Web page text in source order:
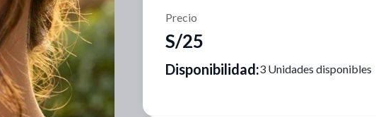
Precio
S/25
Disponibilidad:3 Unidades disponibles